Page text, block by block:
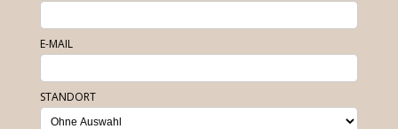
E-MAIL
STANDORT